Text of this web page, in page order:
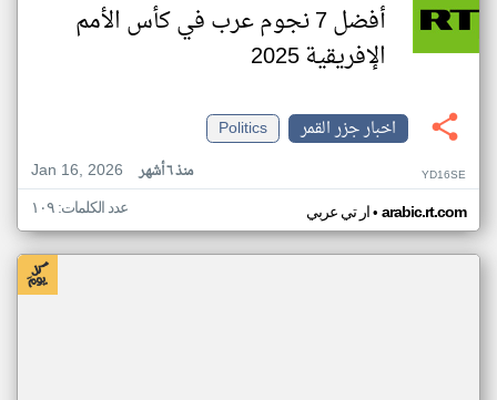
أفضل 7 نجوم عرب في كأس الأمم
الإفريقية 2025
اخبار جزر القمر
Politics
Jan 16, 2026
منذ ٦ أشهر YD16SE
ار تي عربي• arabic.rt.com عدد الكلمات: ١٠٩